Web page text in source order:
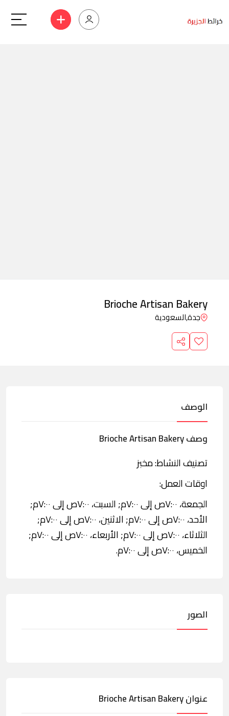
Brioche Artisan Bakery
جدة,السعودية
الوصف
وصف Brioche Artisan Bakery
تصنيف النشاط: مخبز
اوقات العمل:
الجمعة، ٧:٠٠ص إلى ٧:٠٠م; السبت، ٧:٠٠ص إلى ٧:٠٠م;
الأحد، ٧:٠٠ص إلى ٧:٠٠م; الاثنين، ٧:٠٠ص إلى ٧:٠٠م;
الثلاثاء، ٧:٠٠ص إلى ٧:٠٠م; الأربعاء، ٧:٠٠ص إلى ٧:٠٠م;
الخميس، ٧:٠٠ص إلى ٧:٠٠م.
الصور
عنوان Brioche Artisan Bakery